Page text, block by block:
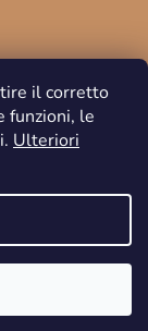
il corretto
funzioni, le
Ulteriori